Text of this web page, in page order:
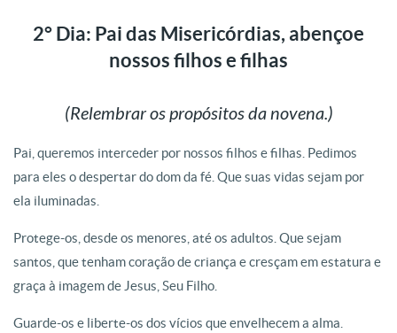
2° Dia: Pai das Misericórdias, abençoe
nossos filhos e filhas
(Relembrar os propósitos da novena.)
Pai, queremos interceder por nossos filhos e filhas. Pedimos
para eles o despertar do dom da fé. Que suas vidas sejam por
ela iluminadas.
Protege-os, desde os menores, até os adultos. Que sejam
santos, que tenham coração de criança e cresçam em estatura e
graça à imagem de Jesus, Seu Filho.
Guarde-os e liberte-os dos vícios que envelhecem a alma.